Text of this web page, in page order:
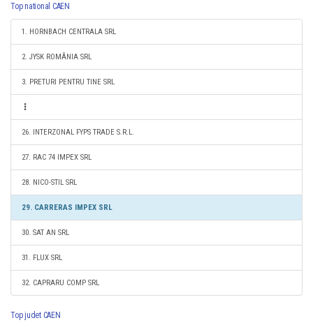
Top national CAEN
1. HORNBACH CENTRALA SRL
2. JYSK ROMÂNIA SRL
3. PRETURI PENTRU TINE SRL
26. INTERZONAL FYPS TRADE S.R.L.
27. RAC 74 IMPEX SRL
28. NICO-STIL SRL
29. CARRERAS IMPEX SRL
30. SAT AN SRL
31. FLUX SRL
32. CAPRARU COMP SRL
Top judet CAEN